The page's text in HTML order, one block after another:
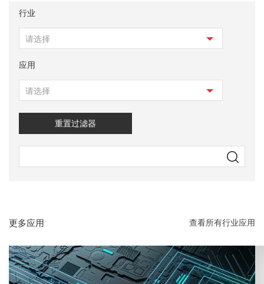
行业
请选择
应用
请选择
重置过滤器
更多应用 查看所有行业应用